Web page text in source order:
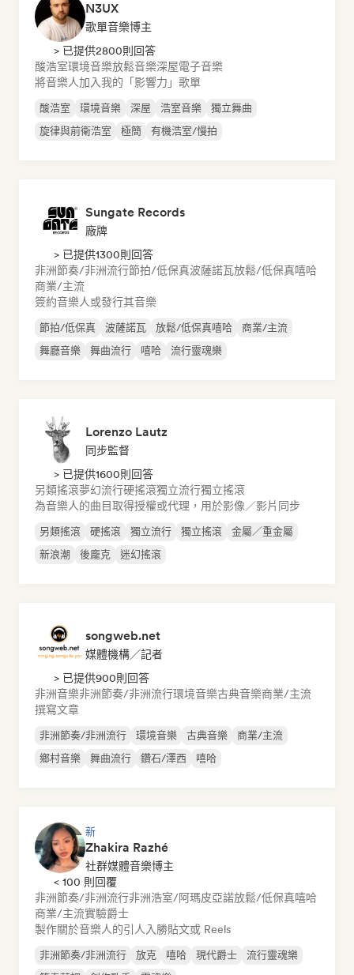
N3UX
歌單音樂博主
> 已提供2800則回答
酸浩室環境音樂放鬆音樂深屋電子音樂
將音樂人加入我的「影響力」歌單
酸浩室 環境音樂 深屋 浩室音樂
獨立舞曲
旋律與前衛浩室
極簡 有機浩室/慢拍
Sungate Records
廠牌
> 已提供1300則回答
非洲節奏/非洲流行節拍/低保真波薩諾瓦放鬆/低保真嘻哈
商業/主流
簽約音樂人或發行其音樂
節拍/低保真 波薩諾瓦 放鬆/低保真嘻哈
商業/主流
舞廳音樂
舞曲流行 嘻哈 流行靈魂樂
Lorenzo Lautz
同步監督
> 已提供1600則回答
另類搖滾夢幻流行硬搖滾獨立流行獨立搖滾
為音樂人的曲目取得授權或代理，用於影像／影片同步
另類搖滾 硬搖滾 獨立流行 獨立搖滾
金屬／重金屬
新浪潮
後龐克 迷幻搖滾
songweb.net
媒體機構／記者
> 已提供900則回答
非洲音樂非洲節奏/非洲流行環境音樂古典音樂商業/主流
撰寫文章
非洲節奏/非洲流行 環境音樂 古典音樂
商業/主流
鄉村音樂
舞曲流行 鑽石/澤西 嘻哈
新
Zhakira Razhé
社群媒體音樂博主
< 100 則回覆
非洲節奏/非洲流行非洲浩室/阿瑪皮亞諾放鬆/低保真嘻哈
商業/主流實驗爵士
製作關於音樂人的引人入勝貼文或 Reels
非洲節奏/非洲流行 放克 嘻哈 現代爵士
流行靈魂樂